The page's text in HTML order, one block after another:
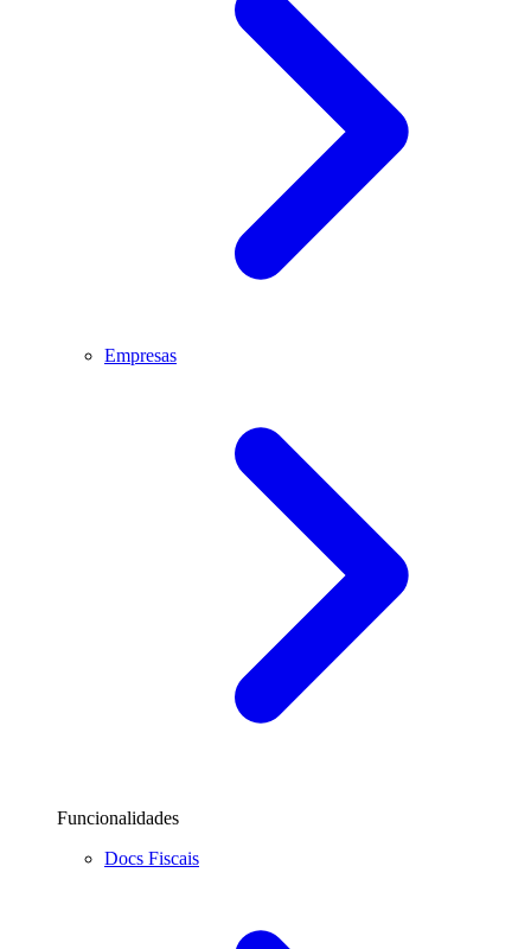
Empresas
Funcionalidades
Docs Fiscais